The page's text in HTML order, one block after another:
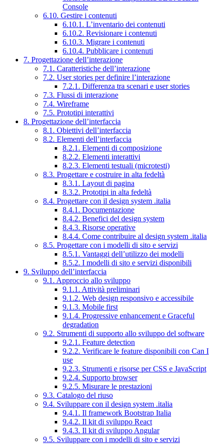
Console
6.10. Gestire i contenuti
6.10.1. L’inventario dei contenuti
6.10.2. Revisionare i contenuti
6.10.3. Migrare i contenuti
6.10.4. Pubblicare i contenuti
7. Progettazione dell’interazione
7.1. Caratteristiche dell’interazione
7.2. User stories per definire l’interazione
7.2.1. Differenza tra scenari e user stories
7.3. Flussi di interazione
7.4. Wireframe
7.5. Prototipi interattivi
8. Progettazione dell’interfaccia
8.1. Obiettivi dell’interfaccia
8.2. Elementi dell’interfaccia
8.2.1. Elementi di composizione
8.2.2. Elementi interattivi
8.2.3. Elementi testuali (microtesti)
8.3. Progettare e costruire in alta fedeltà
8.3.1. Layout di pagina
8.3.2. Prototipi in alta fedeltà
8.4. Progettare con il design system .italia
8.4.1. Documentazione
8.4.2. Benefici del design system
8.4.3. Risorse operative
8.4.4. Come contribuire al design system .italia
8.5. Progettare con i modelli di sito e servizi
8.5.1. Vantaggi dell’utilizzo dei modelli
8.5.2. I modelli di sito e servizi disponibili
9. Sviluppo dell’interfaccia
9.1. Approccio allo sviluppo
9.1.1. Attività preliminari
9.1.2. Web design responsivo e accessibile
9.1.3. Mobile first
9.1.4. Progressive enhancement e Graceful
degradation
9.2. Strumenti di supporto allo sviluppo del software
9.2.1. Feature detection
9.2.2. Verificare le feature disponibili con Can I
use
9.2.3. Strumenti e risorse per CSS e JavaScript
9.2.4. Supporto browser
9.2.5. Misurare le prestazioni
9.3. Catalogo del riuso
9.4. Sviluppare con il design system .italia
9.4.1. Il framework Bootstrap Italia
9.4.2. Il kit di sviluppo React
9.4.3. Il kit di sviluppo Angular
9.5. Sviluppare con i modelli di sito e servizi